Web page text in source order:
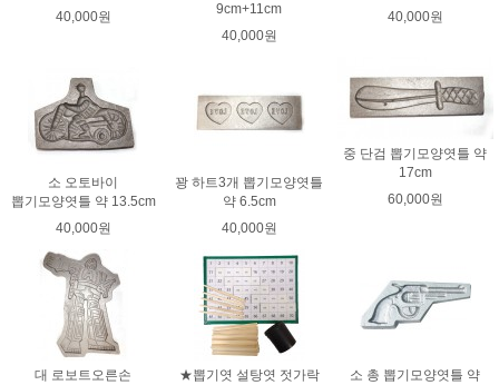
40,000원
9cm+11cm
40,000원
40,000원
소 오토바이
뽑기모양엿틀 약 13.5cm
40,000원
꽝 하트3개 뽑기모양엿틀
약 6.5cm
40,000원
중 단검 뽑기모양엿틀 약
17cm
60,000원
대 로보트오른손
★뽑기엿 설탕엿 젓가락
소 총 뽑기모양엿틀 약